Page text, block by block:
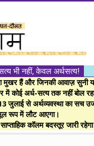
भी नहीं, केवल अर्थसत्य!
मुखर हैं और जिनकी आवाज़ सुनी
अर्ध-सत्य तक नहीं बोल
जुलाई से अर्थव्यवस्था का सच
रूप में लौट आएगा।
कॉलम बदस्तूर जारी